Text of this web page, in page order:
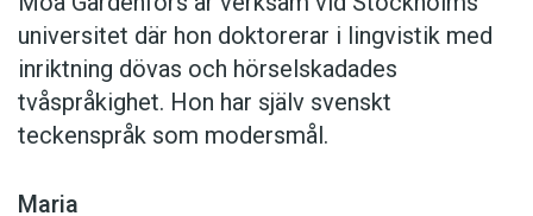
universitet där hon doktorerar i lingvistik med
inriktning dövas och hörselskadades
tvåspråkighet. Hon har själv svenskt
teckenspråk som modersmål.
Maria